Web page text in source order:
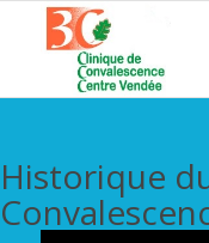
Historique